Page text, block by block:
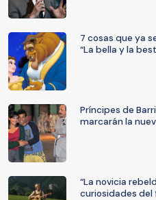
7 cosas que ya
“La bella y la
Príncipes de
marcarán la
“La novicia
curiosidades del